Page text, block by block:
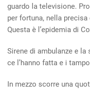
guardo la televisione.
per fortuna, nella precisa
Questa è l’epidemia di
Sirene di ambulanze e
ce l’hanno fatta e i
In mezzo scorre una